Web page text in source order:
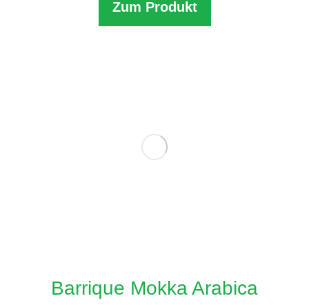
Zum Produkt
Barrique Mokka Arabica